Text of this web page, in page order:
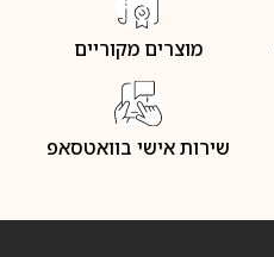
מוצרים מקוריים
שירות אישי בוואטסאפ